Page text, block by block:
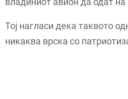
Тој нагласи дека таквото
никаква врска со